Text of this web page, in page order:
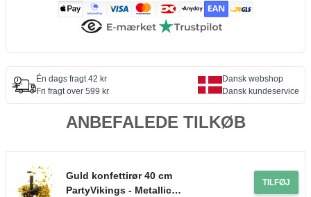
Én dags fragt 42 kr
Fri fragt over 599 kr
Dansk webshop
Dansk kundeservice
ANBEFALEDE TILKØB
Guld konfettirør 40 cm
PartyVikings - Metallic
TILFØJ